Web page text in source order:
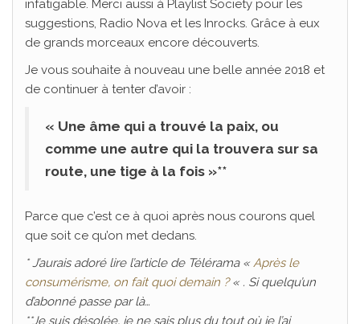
infatigable. Merci aussi à Playlist Society pour les
suggestions, Radio Nova et les Inrocks. Grâce à eux
de grands morceaux encore découverts.
Je vous souhaite à nouveau une belle année 2018 et
de continuer à tenter d’avoir :
« Une âme qui a trouvé la paix, ou
comme une autre qui la trouvera sur sa
route, une tige à la fois »**
Parce que c’est ce à quoi après nous courons quel
que soit ce qu’on met dedans.
* J’aurais adoré lire l’article de Télérama «Après le
consumérisme, on fait quoi demain ?« . Si quelqu’un
d’abonné passe par là…
**Je suis désolée, je ne sais plus du tout où je l’ai